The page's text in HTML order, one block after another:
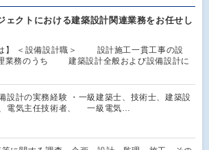
ェクトにおける建築設計関連業務をお任せし
は】 ＜設備設計職＞ 設計施工一貫工事の設
業務のうち 建築設計全般および設備設計に
設計の実務経験 ・一級建築士、技術士、建築設
電気主任技術者、 一級電気…